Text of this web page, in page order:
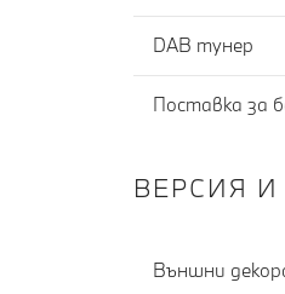
DAB тунер
Поставка за
ВЕРСИЯ
Външни